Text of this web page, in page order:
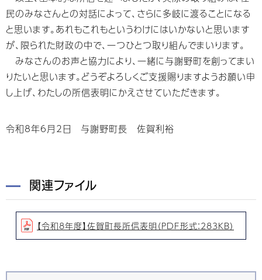
民のみなさんとの対話によって、さらに多岐に渡ることになる
と思います。あれもこれもというわけにはいかないと思います
が、限られた財政の中で、一つひとつ取り組んでまいります。
みなさんのお声と協力により、一緒に与謝野町を創ってまい
りたいと思います。どうぞよろしくご支援賜りますようお願い申
し上げ、わたしの所信表明にかえさせていただきます。
令和8年6月2日 与謝野町長 佐賀利裕
関連ファイル
【令和8年度】佐賀町長所信表明（PDF形式：283KB）